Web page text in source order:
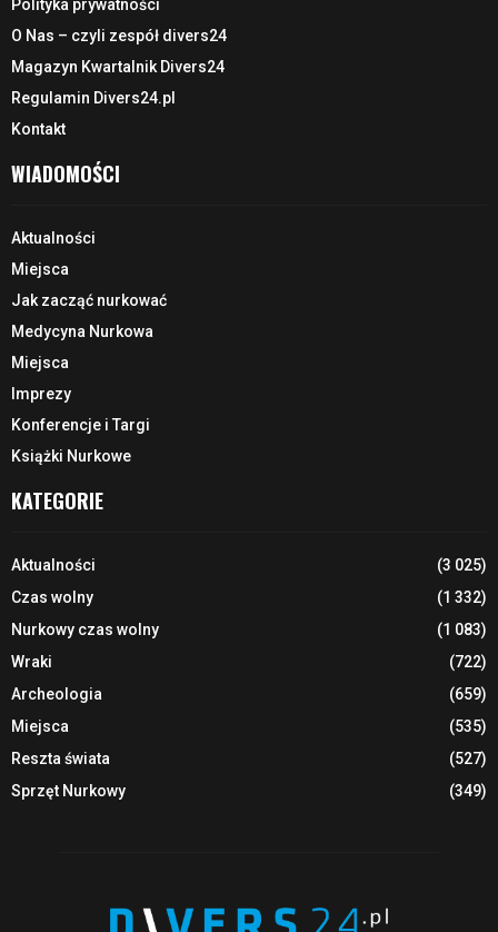
Polityka prywatności
O Nas – czyli zespół divers24
Magazyn Kwartalnik Divers24
Regulamin Divers24.pl
Kontakt
WIADOMOŚCI
Aktualności
Miejsca
Jak zacząć nurkować
Medycyna Nurkowa
Miejsca
Imprezy
Konferencje i Targi
Książki Nurkowe
KATEGORIE
Aktualności
(3 025)
Czas wolny
(1 332)
Nurkowy czas wolny
(1 083)
Wraki
(722)
Archeologia
(659)
Miejsca
(535)
Reszta świata
(527)
Sprzęt Nurkowy
(349)